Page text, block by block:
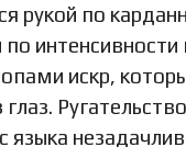
рукой по
интенсивности
искр,
языка